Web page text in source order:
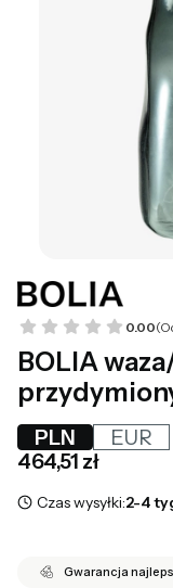
0.00
BOLIA
PLN
EUR
Cena
464,51 zł
Czas wysyłki:2-4
Gwarancja